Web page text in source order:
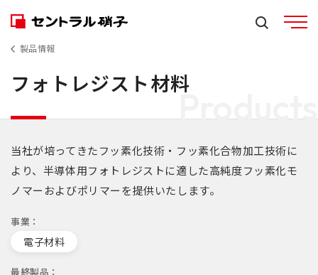
製品情報
Products
フォトレジスト材料
当社が培ってきたフッ素化技術・フッ素化合物加工技術に
より、半導体用フォトレジストに適した高純度フッ素化モ
ノマーおよびポリマーを提供いたします。
事業
電子材料
最終製品